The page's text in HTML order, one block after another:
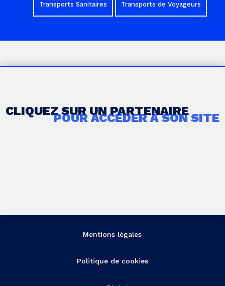
Transports Sanitaires Transports de Voyageurs
CLIQUEZ SUR UN PARTENAIRE
POUR ACCÉDER À SON SITE
Mentions légales
Politique de cookies